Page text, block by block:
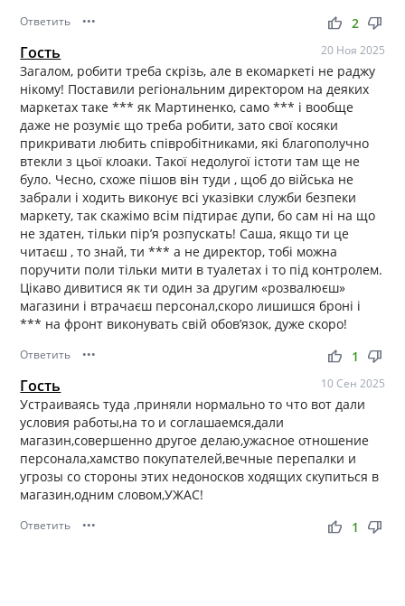
Ответить ••• thumb_up thumb_down
2
Гость 20 Ноя 2025
Загалом, робити треба скрізь, але в екомаркеті не раджу
нікому! Поставили регіональним директором на деяких
маркетах таке *** як Мартиненко, само *** і вообще
даже не розуміє що треба робити, зато свої косяки
прикривати любить співробітниками, які благополучно
втекли з цьої клоаки. Такої недолугої істоти там ще не
було. Чесно, схоже пішов він туди , щоб до війська не
забрали і ходить виконує всі указівки служби безпеки
маркету, так скажімо всім підтирає дупи, бо сам ні на що
не здатен, тільки пір’я розпускать! Саша, якщо ти це
читаєш , то знай, ти *** а не директор, тобі можна
поручити поли тільки мити в туалетах і то під контролем.
Цікаво дивитися як ти один за другим «розвалюєш»
магазини і втрачаєш персонал,скоро лишишся броні і
*** на фронт виконувать свій обов’язок, дуже скоро!
Ответить ••• thumb_up thumb_down
1
Гость 10 Сен 2025
Устраиваясь туда ,приняли нормально то что вот дали
условия работы,на то и соглашаемся,дали
магазин,совершенно другое делаю,ужасное отношение
персонала,хамство покупателей,вечные перепалки и
угрозы со стороны этих недоносков ходящих скупиться в
магазин,одним словом,УЖАС!
Ответить ••• thumb_up thumb_down
1